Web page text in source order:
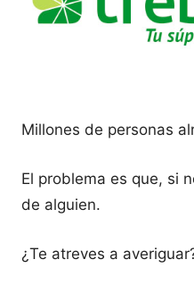
Millones de personas
El problema es que, si
de alguien.
¿Te atreves a